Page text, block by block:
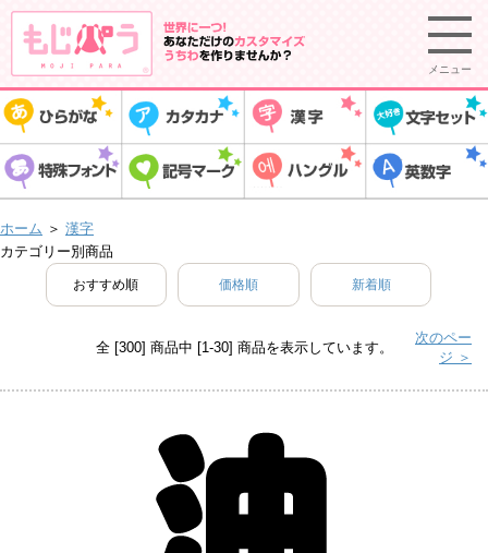
メニュー
ホーム ＞ 漢字
カテゴリー別商品
おすすめ順 価格順 新着順
全 [300] 商品中 [1-30] 商品を表示しています。
次のペー
ジ ＞